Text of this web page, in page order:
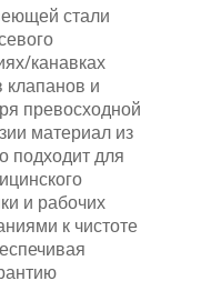
стали
канавках
клапанов и
превосходной
материал из
подходит для
и рабочих
к чистоте